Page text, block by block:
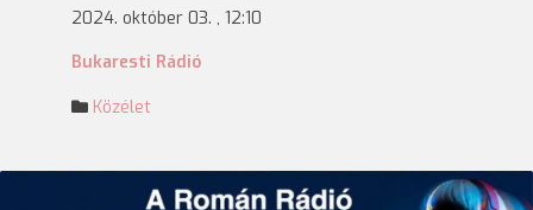
2024. október 03. , 12:10
Bukaresti Rádió
Közélet